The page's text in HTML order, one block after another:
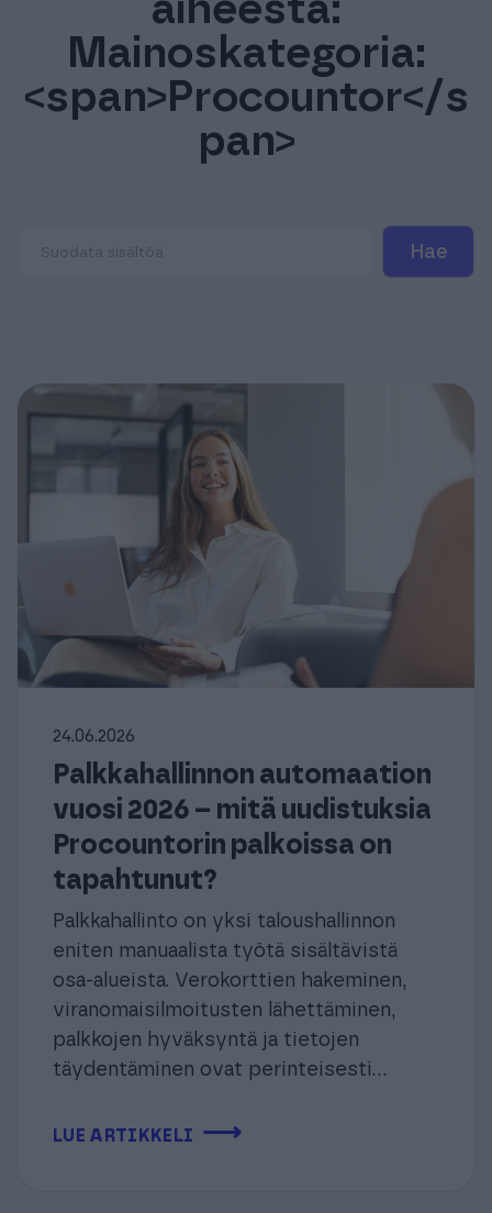
Tuki & Koulutus
Meistä & Ajankohtaista
Kirjaudu
aiheesta:
Mainoskategoria:
<span>Procountor</s
pan>
24.06.2026
Palkkahallinnon automaation
vuosi 2026 – mitä uudistuksia
Procountorin palkoissa on
tapahtunut?
Palkkahallinto on yksi taloushallinnon
eniten manuaalista työtä sisältävistä
osa-alueista. Verokorttien hakeminen,
viranomaisilmoitusten lähettäminen,
palkkojen hyväksyntä ja tietojen
täydentäminen ovat perinteisesti...
LUE ARTIKKELI ⟶